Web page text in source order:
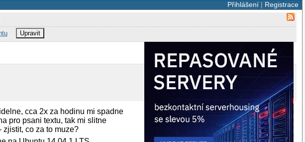
Přihlášení| Registrace
Upravit
cca 2x za hodinu mi spadne
pro psani textu, tak mi slitne
zjistit, co za to muze?